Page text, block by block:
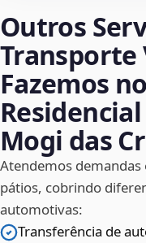
Outros
Transporte
Fazemos
Mogi das
Atendemos demandas
pátios, cobrindo
automotivas:
Transferência de